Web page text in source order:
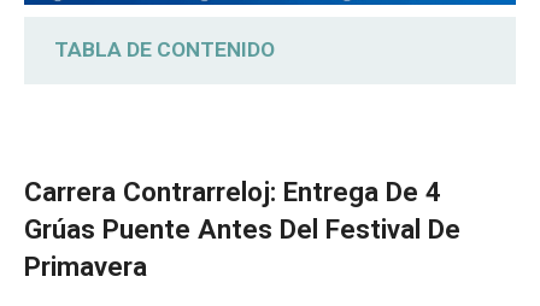
TABLA DE CONTENIDO
¿Por qué era tan urgente esta orden?
Superar la presión en la cadena de
Carrera Contrarreloj: Entrega De 4
Grúas Puente Antes Del Festival De
Primavera